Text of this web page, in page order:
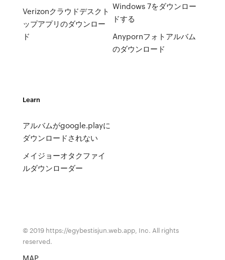
Verizonクラウドデスクト
ップアプリのダウンロー
ド
Windows 7をダウンロー
ドする
Anypornフォトアルバム
のダウンロード
Learn
アルバムがgoogle.playに
ダウンロードされない
メイジョーオタクファイ
ルダウンローダー
© 2019 https://egybestisjun.web.app, Inc. All rights
reserved.
MAP